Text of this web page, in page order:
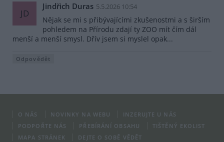
JD
Jindřich Duras 5.5.2026 10:54
Nějak se mi s přibývajícími zkušenostmi a s širším
pohledem na Přírodu zdají ty ZOO mít čím dál
menší a menší smysl. Dřív jsem si myslel opak...
Odpovědět
O NÁS NOVINKY NA WEBU
INZERUJTE U NÁS
PODPOŘTE NÁS
PŘEBÍRÁNÍ OBSAHU
TIŠTĚNÝ EKOLIST
MAPA STRÁNEK
DEJTE O SOBĚ VĚDĚT